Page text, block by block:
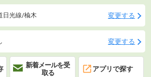
日光線/楡木 変更する
変更する
新着メールを受
取る
アプリで探す